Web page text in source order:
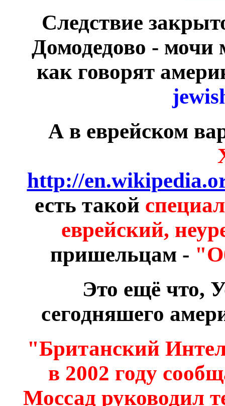
Следствие
Домодедово - мочи
как говорят
А в еврейском
http://
есть такой
еврейский,
пришельцам -
Это ещё что,
сегодняшего
"Британский
в 2002 году
Моссад руководил